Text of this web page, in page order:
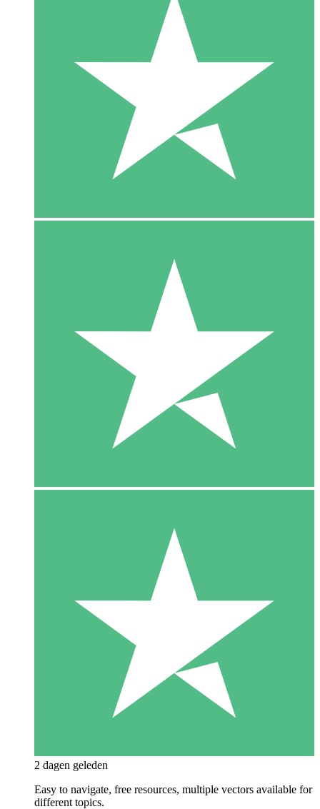
2 dagen geleden
Easy to navigate, free resources, multiple vectors available for
different topics.